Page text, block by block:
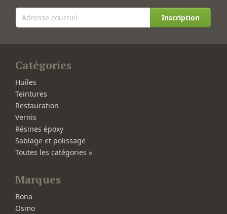
Inscription
Catégories
Huiles
Teintures
Restauration
Vernis
Résines époxy
Sablage et polissage
Toutes les catégories »
Marques
Bona
Osmo